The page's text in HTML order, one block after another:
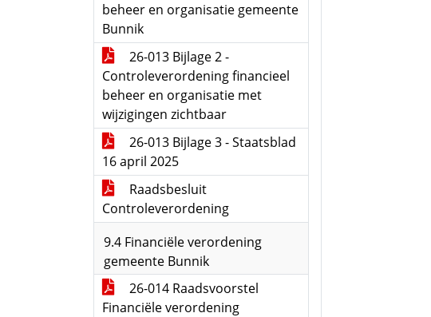
beheer en organisatie gemeente
Bunnik
26-013 Bijlage 2 -
Controleverordening financieel
beheer en organisatie met
wijzigingen zichtbaar
26-013 Bijlage 3 - Staatsblad
16 april 2025
Raadsbesluit
Controleverordening
9.4 Financiële verordening
gemeente Bunnik
26-014 Raadsvoorstel
Financiële verordening